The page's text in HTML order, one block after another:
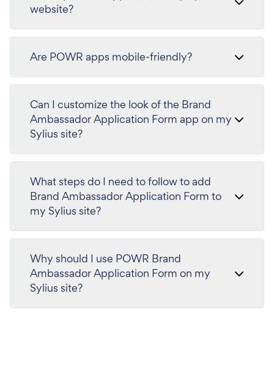
website?
Are POWR apps mobile-friendly?
Can I customize the look of the Brand
Ambassador Application Form app on my
Sylius site?
What steps do I need to follow to add
Brand Ambassador Application Form to
my Sylius site?
Why should I use POWR Brand
Ambassador Application Form on my
Sylius site?